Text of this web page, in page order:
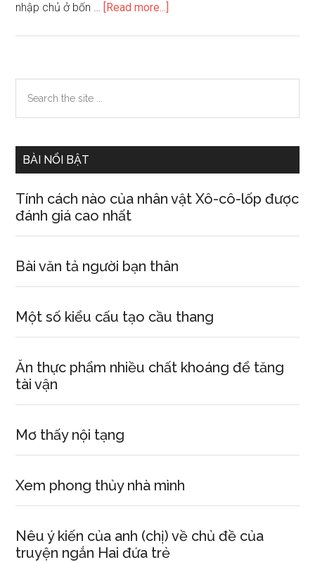
nhập chủ ở bốn … [Read more...]
mộ
Primary
Sidebar
the
BÀI NỔI BẬT
Tính cách nào của nhân vật Xô-cô-lốp được
đánh giá cao nhất
Bài văn tả người bạn thân
Một số kiểu cấu tạo cầu thang
Ăn thực phẩm nhiều chất khoáng để tăng
tài vận
Mơ thấy nội tạng
Xem phong thủy nhà mình
Nêu ý kiến của anh (chị) về chủ đề của
truyện ngắn Hai đứa trẻ